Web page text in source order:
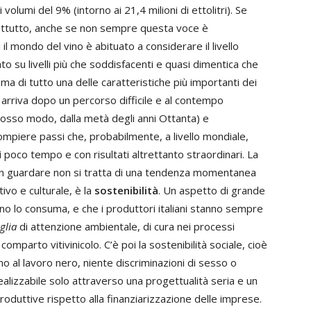
del 9% (intorno ai 21,4 milioni di ettolitri). Se
anche se non sempre questa voce è
il mondo del vino è abituato a considerare il livello
su livelli più che soddisfacenti e quasi dimentica che
di tutto una delle caratteristiche più importanti dei
dopo un percorso difficile e al contempo
modo, dalla metà degli anni Ottanta) e
passi che, probabilmente, a livello mondiale,
tempo e con risultati altrettanto straordinari. La
guardare non si tratta di una tendenza momentanea
e culturale, è la sostenibilità. Un aspetto di grande
lo consuma, e che i produttori italiani stanno sempre
di attenzione ambientale, di cura nei processi
vitivinicolo. C’è poi la sostenibilità sociale, cioè
al lavoro nero, niente discriminazioni di sesso o
solo attraverso una progettualità seria e un
rispetto alla finanziarizzazione delle imprese.